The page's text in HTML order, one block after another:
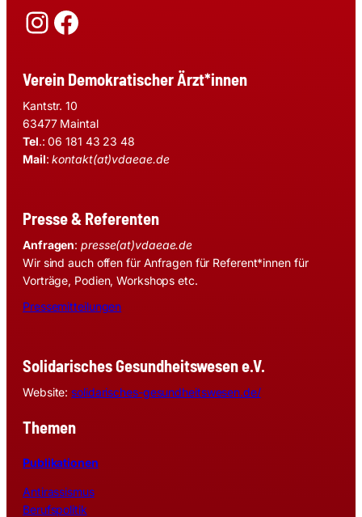
Instagram
Facebook
Verein Demokratischer Ärzt*innen
Kantstr. 10
63477 Maintal
Tel.: 06 181 43 23 48
Mail:kontakt(at)vdaeae.de
Presse & Referenten
Anfragen:presse(at)vdaeae.de
Wir sind auch offen für Anfragen für Referent*innen für
Vorträge, Podien, Workshops etc.
Pressemitteilungen
Solidarisches Gesundheitswesen e.V.
Website: solidarisches-gesundheitswesen.de/
Themen
Publikationen
Antirassismus
Berufspolitik